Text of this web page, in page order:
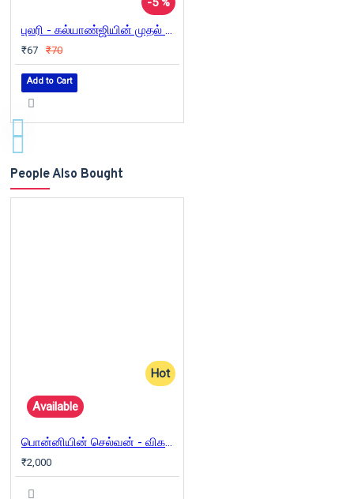
புலரி - கல்யாண்ஜியின் முதல் கவிதைத் தொகுப்பு 1981
₹67 ₹70
Add to Cart
People Also Bought
Hot
Available
பொன்னியின் செல்வன் - விகடன்
₹2,000